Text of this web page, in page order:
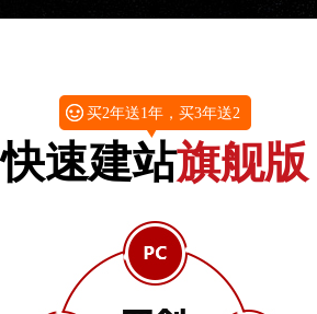
买2年送1年，买3年送2
年
快速建站旗舰版